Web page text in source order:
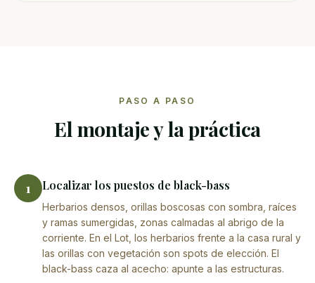
PASO A PASO
El montaje y la práctica
1 Localizar los puestos de black-bass
Herbarios densos, orillas boscosas con sombra, raíces
y ramas sumergidas, zonas calmadas al abrigo de la
corriente. En el Lot, los herbarios frente a la casa rural y
las orillas con vegetación son spots de elección. El
black-bass caza al acecho: apunte a las estructuras.